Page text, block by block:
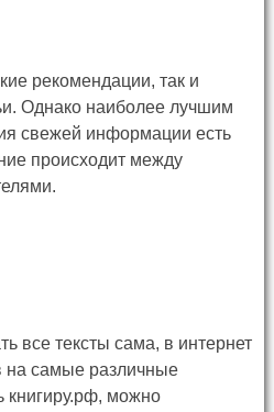
рекомендации, так и
Однако наиболее лучшим
свежей информации есть
происходит между
все тексты сама, в интернет
на самые различные
книгиру.рф, можно